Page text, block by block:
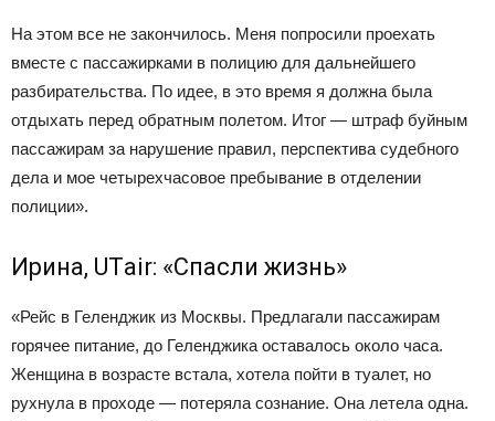
На этом все не закончилось. Меня попросили проехать
вместе с пассажирками в полицию для дальнейшего
разбирательства. По идее, в это время я должна была
отдыхать перед обратным полетом. Итог — штраф буйным
пассажирам за нарушение правил, перспектива судебного
дела и мое четырехчасовое пребывание в отделении
полиции».
Ирина, UТair: «Спасли жизнь»
«Рейс в Геленджик из Москвы. Предлагали пассажирам
горячее питание, до Геленджика оставалось около часа.
Женщина в возрасте встала, хотела пойти в туалет, но
рухнула в проходе — потеряла сознание. Она летела одна.